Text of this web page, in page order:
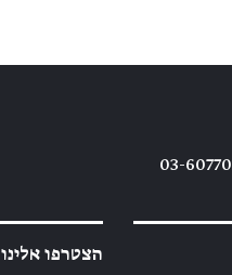
הצטרפו אלינו